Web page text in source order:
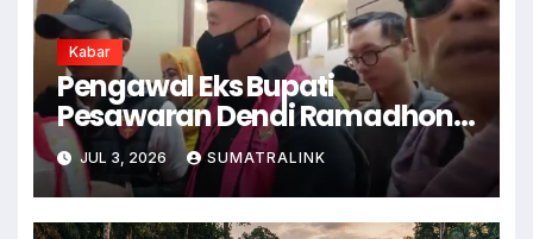
Kabar
Pengawal Eks Bupati
Pesawaran Dendi Ramadhona
Pukul Kamera Wartawan
JUL 3, 2026 SUMATRALINK